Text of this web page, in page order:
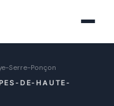
Serre-Ponçon
DE-HAUTE-